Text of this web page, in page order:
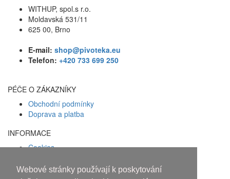
Webové stránky používají k poskytování
WITHUP, spol.s r.o.
Moldavská 531/11
625 00, Brno
E-mail: shop@pivoteka.eu
Telefon: +420 733 699 250
PÉČE O ZÁKAZNÍKY
Obchodní podmínky
Doprava a platba
INFORMACE
Cookies
Facebook